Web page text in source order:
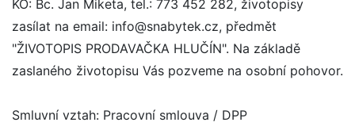
KO: Bc. Jan Miketa, tel.: 773 452 282, životopisy
zasílat na email: info@snabytek.cz, předmět
"ŽIVOTOPIS PRODAVAČKA HLUČÍN". Na základě
zaslaného životopisu Vás pozveme na osobní pohovor.
Smluvní vztah: Pracovní smlouva / DPP